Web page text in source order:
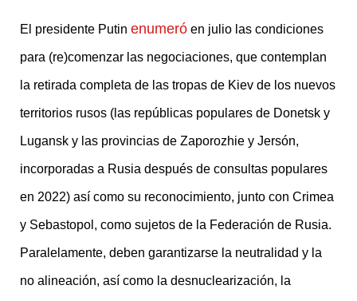
El presidente Putin enumeró en julio las condiciones
para (re)comenzar las negociaciones, que contemplan
la retirada completa de las tropas de Kiev de los nuevos
territorios rusos (las repúblicas populares de Donetsk y
Lugansk y las provincias de Zaporozhie y Jersón,
incorporadas a Rusia después de consultas populares
en 2022) así como su reconocimiento, junto con Crimea
y Sebastopol, como sujetos de la Federación de Rusia.
Paralelamente, deben garantizarse la neutralidad y la
no alineación, así como la desnuclearización, la